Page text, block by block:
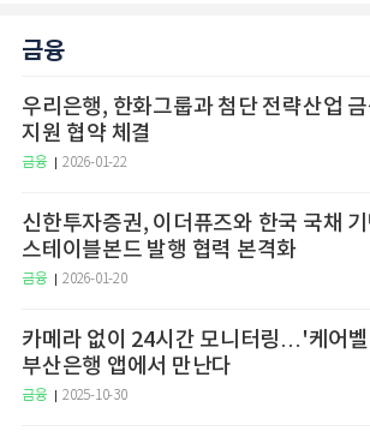
금융
우리은행, 한화그룹과 첨단 전략산업
지원 협약 체결
금융 2026-01-22
신한투자증권, 이더퓨즈와 한국 국채
스테이블본드 발행 협력 본격화
금융 2026-01-20
카메라 없이 24시간 모니터링…'케어
부산은행 앱에서 만난다
금융 2025-10-30